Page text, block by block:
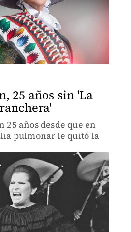
25 años sin 'La
25 años desde que en
pulmonar le quitó la